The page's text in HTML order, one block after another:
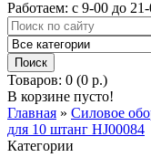
Работаем: с 9-00 до
Товаров: 0 (0 р.)
В корзине пусто!
Главная » Силовое
для 10 штанг HJ00084
Категории